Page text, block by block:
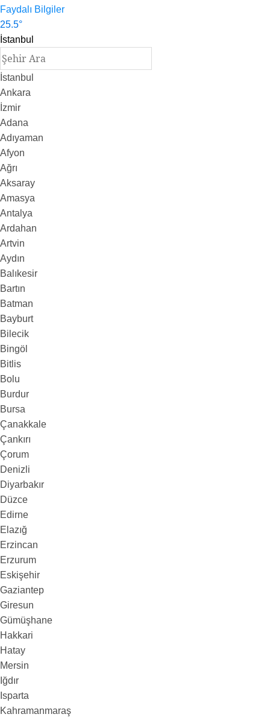
Faydalı Bilgiler
25.5°
İstanbul
İstanbul
Ankara
İzmir
Adana
Adıyaman
Afyon
Ağrı
Aksaray
Amasya
Antalya
Ardahan
Artvin
Aydın
Balıkesir
Bartın
Batman
Bayburt
Bilecik
Bingöl
Bitlis
Bolu
Burdur
Bursa
Çanakkale
Çankırı
Çorum
Denizli
Diyarbakır
Düzce
Edirne
Elazığ
Erzincan
Erzurum
Eskişehir
Gaziantep
Giresun
Gümüşhane
Hakkari
Hatay
Mersin
Iğdır
Isparta
Kahramanmaraş